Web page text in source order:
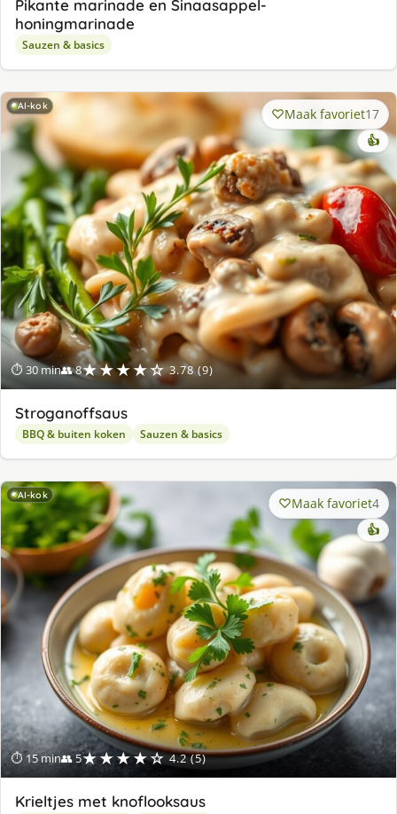
Pikante marinade en Sinaasappel-
honingmarinade
Sauzen & basics
AI-kok
⏱ 30 min👥 8★★★★☆ 3.78 (9)
Maak favoriet17
👍
Stroganoffsaus
BBQ & buiten koken Sauzen & basics
AI-kok
⏱ 15 min👥 5★★★★☆ 4.2 (5)
Maak favoriet4
👍
Krieltjes met knoflooksaus